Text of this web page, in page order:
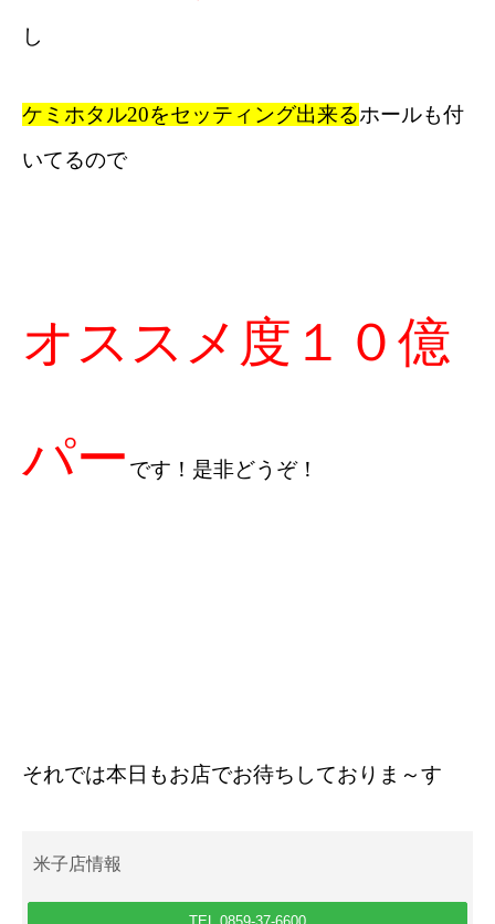
し
ケミホタル20をセッティング出来るホールも付
いてるので
オススメ度１０億
パー です！是非どうぞ！
それでは本日もお店でお待ちしておりま～す
米子店情報